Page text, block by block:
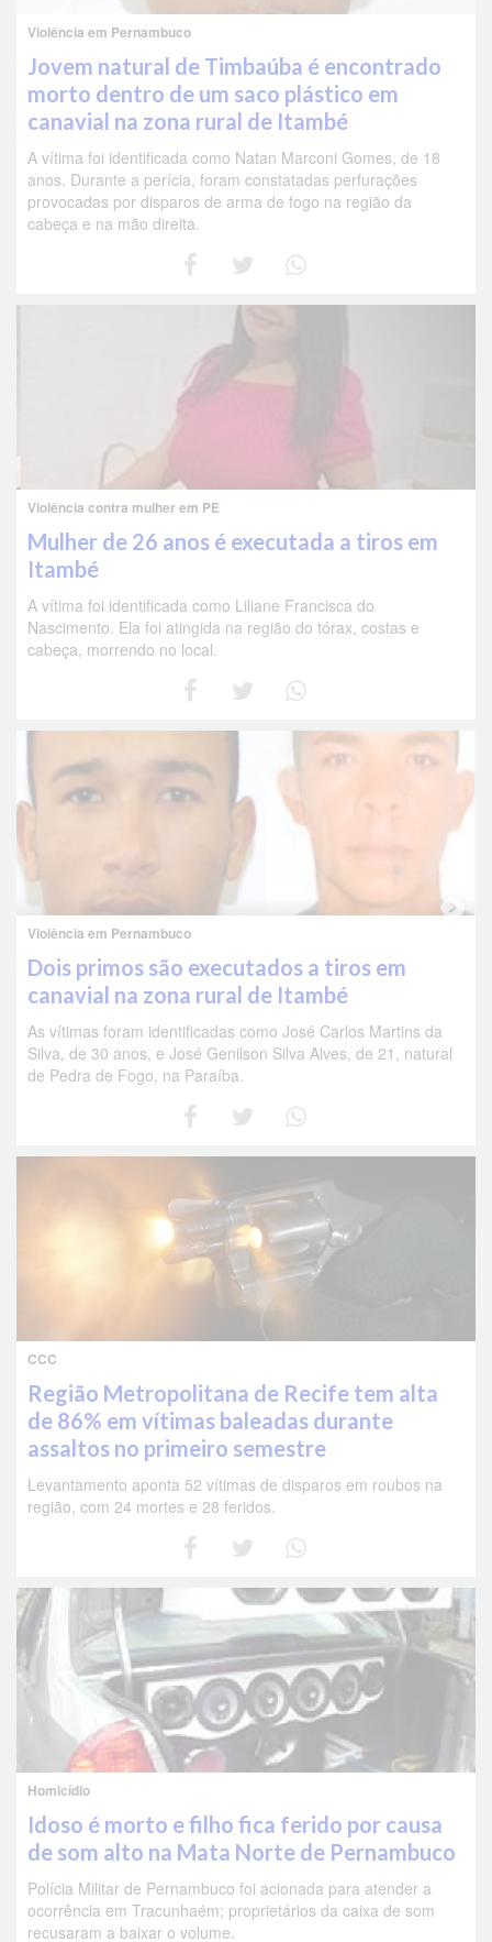
Violência em Pernambuco
Jovem natural de Timbaúba é encontrado
morto dentro de um saco plástico em
canavial na zona rural de Itambé
A vítima foi identificada como Natan Marconi Gomes, de 18
anos. Durante a perícia, foram constatadas perfurações
provocadas por disparos de arma de fogo na região da
cabeça e na mão direita.
Violência contra mulher em PE
Mulher de 26 anos é executada a tiros em
Itambé
A vítima foi identificada como Liliane Francisca do
Nascimento. Ela foi atingida na região do tórax, costas e
cabeça, morrendo no local.
Violência em Pernambuco
Dois primos são executados a tiros em
canavial na zona rural de Itambé
As vítimas foram identificadas como José Carlos Martins da
Silva, de 30 anos, e José Genilson Silva Alves, de 21, natural
de Pedra de Fogo, na Paraíba.
CCC
Região Metropolitana de Recife tem alta
de 86% em vítimas baleadas durante
assaltos no primeiro semestre
Levantamento aponta 52 vítimas de disparos em roubos na
região, com 24 mortes e 28 feridos.
Homicídio
Idoso é morto e filho fica ferido por causa
de som alto na Mata Norte de Pernambuco
Polícia Militar de Pernambuco foi acionada para atender a
ocorrência em Tracunhaém; proprietários da caixa de som
recusaram a baixar o volume.